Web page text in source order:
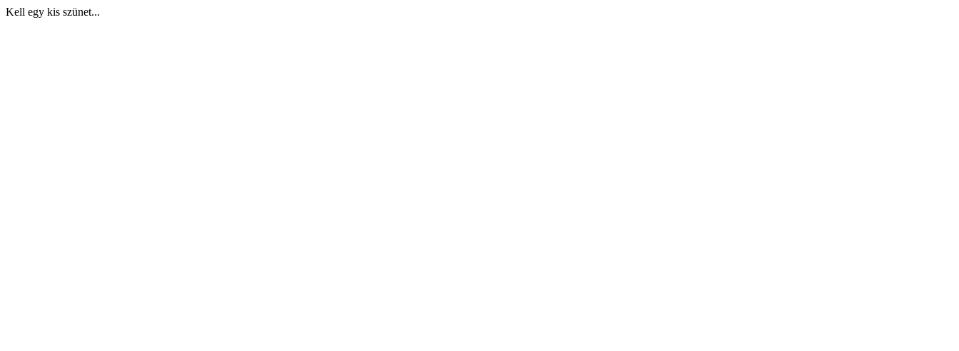
Kell egy kis szünet...